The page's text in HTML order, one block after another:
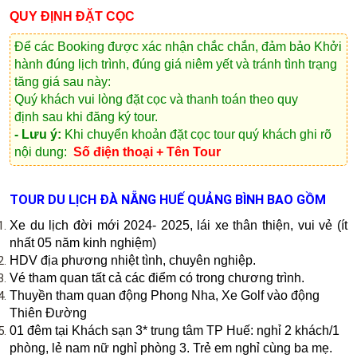
QUY ĐỊNH ĐẶT CỌC
Để các Booking được xác nhận chắc chắn, đảm bảo Khởi
hành đúng lịch trình, đúng giá niêm yết và tránh tình trạng
tăng giá sau này:
Quý khách vui lòng đặt cọc và thanh toán theo quy
định sau khi đăng ký tour.
- Lưu ý: Khi chuyển khoản đặt cọc tour quý khách ghi rõ
nội dung: Số điện thoại + Tên Tour
TOUR DU LỊCH ĐÀ NẴNG HUẾ QUẢNG BÌNH BAO GỒM
Xe du lịch đời mới 2024- 2025, lái xe thân thiện, vui vẻ (ít
nhất 05 năm kinh nghiệm)
HDV địa phương nhiệt tình, chuyên nghiệp.
Vé tham quan tất cả các điểm có trong chương trình.
Thuyền tham quan động Phong Nha, Xe Golf vào động
Thiên Đường
01 đêm tại Khách sạn 3* trung tâm TP Huế: nghỉ 2 khách/1
phòng, lẻ nam nữ nghỉ phòng 3. Trẻ em nghỉ cùng ba mẹ.